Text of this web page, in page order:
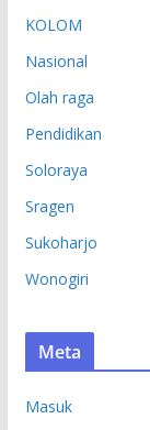
KOLOM
Nasional
Olah raga
Pendidikan
Soloraya
Sragen
Sukoharjo
Wonogiri
Meta
Masuk